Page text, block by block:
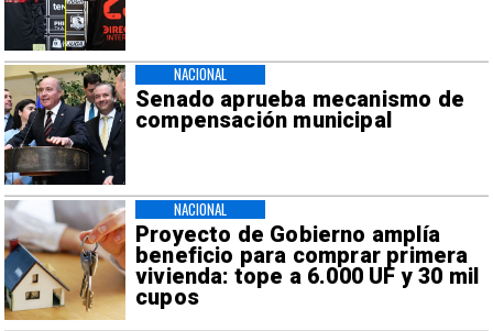
Senado aprueba mecanismo de
compensación municipal
NACIONAL
Proyecto de Gobierno amplía
beneficio para comprar primera
vivienda: tope a 6.000 UF y 30 mil
cupos
NACIONAL